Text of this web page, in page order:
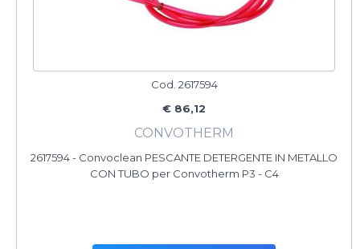
Cod. 2617594
€ 86,12
CONVOTHERM
2617594 - Convoclean PESCANTE DETERGENTE IN METALLO
CON TUBO per Convotherm P3 - C4